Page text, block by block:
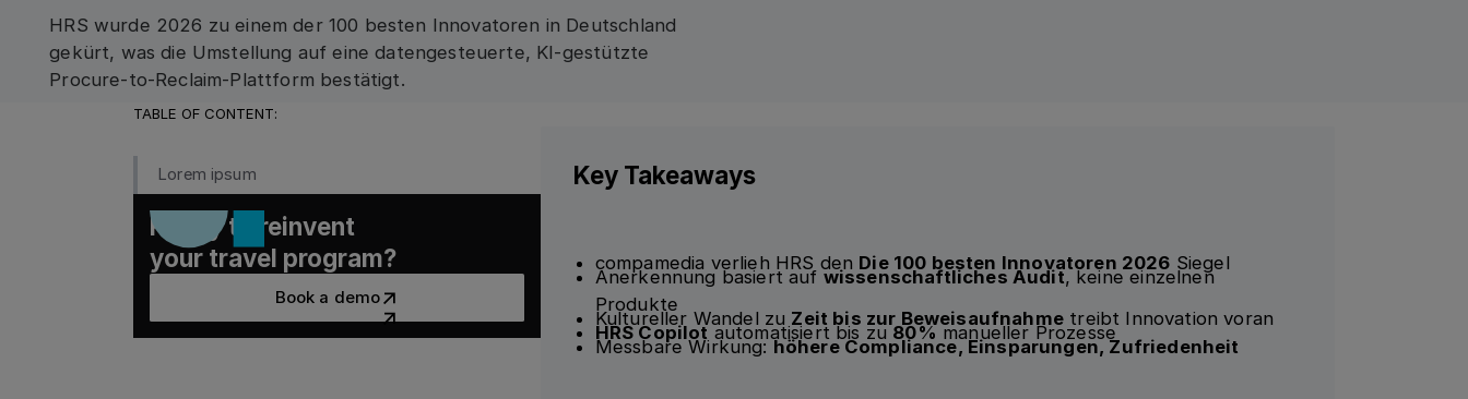
HRS wurde 2026 zu einem der 100 besten Innovatoren in Deutschland
gekürt, was die Umstellung auf eine datengesteuerte, KI-gestützte
Procure-to-Reclaim-Plattform bestätigt.
TABLE OF CONTENT:
Lorem ipsum
Ready to reinvent
your travel program?
Book a demo
Key Takeaways
compamedia verlieh HRS den Die 100 besten Innovatoren 2026 Siegel
Anerkennung basiert aufwissenschaftliches Audit, keine einzelnen
Produkte
Kultureller Wandel zu Zeit bis zur Beweisaufnahme treibt Innovation voran
HRS Copilot automatisiert bis zu 80% manueller Prozesse
Messbare Wirkung: höhere Compliance, Einsparungen, Zufriedenheit